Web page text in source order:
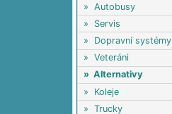
» Autobusy
» Servis
» Dopravní systémy
» Veteráni
» Alternativy
» Koleje
» Trucky